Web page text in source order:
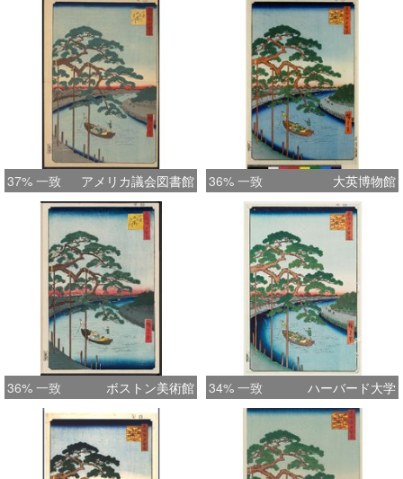
37% 一致 アメリカ議会図書館 36% 一致 大英博物館
36% 一致 ボストン美術館 34% 一致 ハーバード大学